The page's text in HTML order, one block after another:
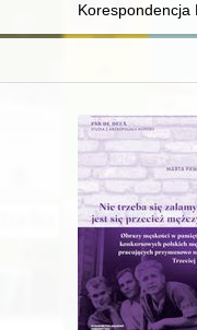
Franciszek Ludwik von
Korespondencja